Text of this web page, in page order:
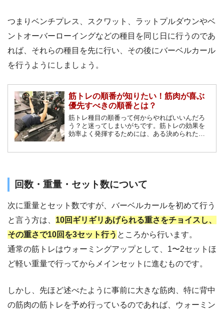
つまりベンチプレス、スクワット、ラットプルダウンやベ
ントオーバーローイングなどの種目を同じ日に行うのであ
れば、それらの種目を先に行い、その後にバーベルカール
を行うようにしましょう。
筋トレの順番が知りたい！筋肉が喜ぶ
優先すべきの順番とは？
筋トレ種目の順番って何からやればいいんだろ
う？と迷ってしまいがちです。筋トレの効果を
効率よく発揮するためには、ある決められた順
回数・重量・セット数について
次に重量とセット数ですが、バーベルカールを初めて行う
と言う方は、 10回ギリギリあげられる重さをチョイスし、
その重さで10回を3セット行う ところから行います。
通常の筋トレはウォーミングアップとして、1〜2セットほ
ど軽い重量で行ってからメインセットに進むものです。
しかし、先ほど述べたように事前に大きな筋肉、特に背中
の筋肉の筋トレを予め行っているのであれば、ウォーミン